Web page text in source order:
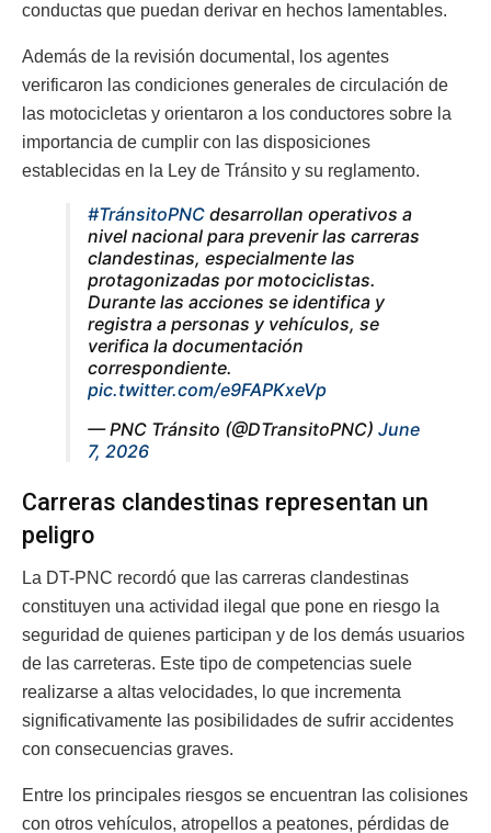
conductas que puedan derivar en hechos lamentables.
Además de la revisión documental, los agentes
verificaron las condiciones generales de circulación de
las motocicletas y orientaron a los conductores sobre la
importancia de cumplir con las disposiciones
establecidas en la Ley de Tránsito y su reglamento.
#TránsitoPNC desarrollan operativos a
nivel nacional para prevenir las carreras
clandestinas, especialmente las
protagonizadas por motociclistas.
Durante las acciones se identifica y
registra a personas y vehículos, se
verifica la documentación
correspondiente.
pic.twitter.com/e9FAPKxeVp
— PNC Tránsito (@DTransitoPNC) June
7, 2026
Carreras clandestinas representan un
peligro
La DT-PNC recordó que las carreras clandestinas
constituyen una actividad ilegal que pone en riesgo la
seguridad de quienes participan y de los demás usuarios
de las carreteras. Este tipo de competencias suele
realizarse a altas velocidades, lo que incrementa
significativamente las posibilidades de sufrir accidentes
con consecuencias graves.
Entre los principales riesgos se encuentran las colisiones
con otros vehículos, atropellos a peatones, pérdidas de